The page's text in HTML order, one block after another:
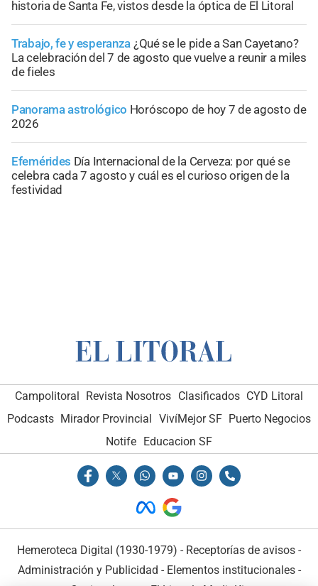
historia de Santa Fe, vistos desde la óptica de El Litoral
Trabajo, fe y esperanza ¿Qué se le pide a San Cayetano?
La celebración del 7 de agosto que vuelve a reunir a miles
de fieles
Panorama astrológico Horóscopo de hoy 7 de agosto de
2026
Efemérides Día Internacional de la Cerveza: por qué se
celebra cada 7 agosto y cuál es el curioso origen de la
festividad
Campolitoral Revista Nosotros Clasificados CYD Litoral
Podcasts Mirador Provincial VivíMejor SF Puerto Negocios
Notife Educacion SF
Hemeroteca Digital (1930-1979) - Receptorías de avisos -
Administración y Publicidad - Elementos institucionales-